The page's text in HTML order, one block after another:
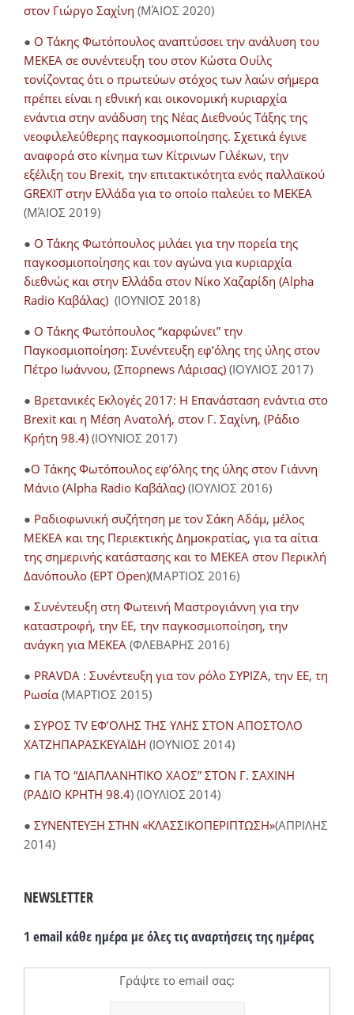
στον Γιώργο Σαχίνη (ΜΆΙΟΣ 2020)
● O Τάκης Φωτόπουλος αναπτύσσει την ανάλυση του
ΜΕΚΕΑ σε συνέντευξη του στον Κώστα Ουίλς
τονίζοντας ότι ο πρωτεύων στόχος των λαών σήμερα
πρέπει είναι η εθνική και οικονομική κυριαρχία
ενάντια στην ανάδυση της Νέας Διεθνούς Τάξης της
νεοφιλελεύθερης παγκοσμιοποίησης. Σχετικά έγινε
αναφορά στο κίνημα των Κίτρινων Γιλέκων, την
εξέλιξη του Brexit, την επιτακτικότητα ενός παλλαϊκού
GREXIT στην Ελλάδα για το οποίο παλεύει το ΜΕΚΕΑ
(ΜΆΙΟΣ 2019)
● Ο Τάκης Φωτόπουλος μιλάει για την πορεία της
παγκοσμιοποίησης και τον αγώνα για κυριαρχία
διεθνώς και στην Ελλάδα στον Νίκο Χαζαρίδη (Alpha
Radio Καβάλας) (ΙΟΥΝΙΟΣ 2018)
● Ο Τάκης Φωτόπουλος “καρφώνει” την
Παγκοσμιοποίηση: Συνέντευξη εφ’όλης της ύλης στον
Πέτρο Ιωάννου, (Σπορnews Λάρισας) (ΙΟΥΛΙΟΣ 2017)
● Βρετανικές Εκλογές 2017: Η Επανάσταση ενάντια στο
Brexit και η Μέση Ανατολή, στον Γ. Σαχίνη, (Ράδιο
Κρήτη 98.4) (ΙΟΥΝΙΟΣ 2017)
●O Τάκης Φωτόπουλος εφ’όλης της ύλης στον Γιάννη
Μάνιο (Alpha Radio Καβάλας) (ΙΟΥΛΙΟΣ 2016)
● Ραδιοφωνική συζήτηση με τον Σάκη Αδάμ, μέλος
ΜΕΚΕΑ και της Περιεκτικής Δημοκρατίας, για τα αίτια
της σημερινής κατάστασης και το ΜΕΚΕΑ στον Περικλή
Δανόπουλο (ΕΡΤ Open)(ΜΑΡΤΙΟΣ 2016)
● Συνέντευξη στη Φωτεινή Μαστρογιάννη για την
καταστροφή, την ΕΕ, την παγκοσμιοποίηση, την
ανάγκη για ΜΕΚΕΑ (ΦΛΕΒΑΡΗΣ 2016)
● PRAVDA : Συνέντευξη για τον ρόλο ΣΥΡΙΖΑ, την ΕΕ, τη
Ρωσία (ΜΑΡΤΙΟΣ 2015)
● ΣΥΡΟΣ TV ΕΦ’ΟΛΗΣ ΤΗΣ ΥΛΗΣ ΣΤΟΝ ΑΠΟΣΤΟΛΟ
ΧΑΤΖΗΠΑΡΑΣΚΕΥΑΪΔΗ (ΙΟΥΝΙΟΣ 2014)
● ΓΙΑ ΤΟ “ΔΙΑΠΛΑΝΗΤΙΚΟ ΧΑΟΣ” ΣΤΟΝ Γ. ΣΑΧΙΝΗ
(ΡΑΔΙΟ ΚΡΗΤΗ 98.4) (ΙΟΥΛΙΟΣ 2014)
● ΣΥΝΕΝΤΕΥΞΗ ΣΤΗΝ «ΚΛΑΣΣΙΚΟΠΕΡΙΠΤΩΣΗ»(ΑΠΡΙΛΗΣ
2014)
NEWSLETTER
1 email κάθε ημέρα με όλες τις αναρτήσεις της ημέρας
Γράψτε το email σας: